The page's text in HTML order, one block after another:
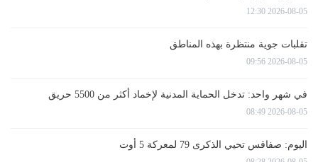
2026-08-05 12:30
تقلبات جوية منتظرة بهذه المناطق
2026-08-05 09:56
في شهر واحد: تدخل الحماية المدنية لإخماد أكثر من 5500 حريق
2026-08-05 08:49
اليوم: صفاقس تحيي الذكرى 79 لمعركة 5 أوت